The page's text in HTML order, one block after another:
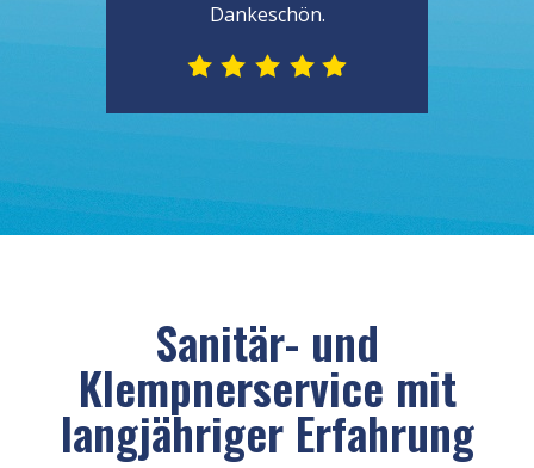
Dankeschön.
Sanitär- und
Klempnerservice mit
langjähriger Erfahrung